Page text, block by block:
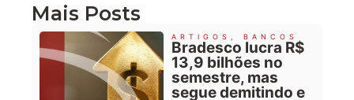
Mais Posts
ARTIGOS BANCOS
Bradesco lucra R$
13,9 bilhões no
semestre, mas
segue demitindo e